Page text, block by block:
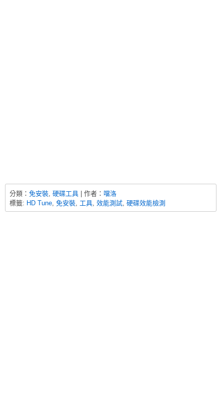
分類： 免安裝 硬碟工具 | 作者： 噹洛
標籤: HD Tune 免安裝 工具 效能測試 硬碟效能檢測